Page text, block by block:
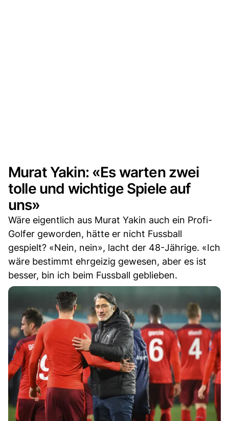
Murat Yakin: «Es warten zwei
tolle und wichtige Spiele auf
uns»
Wäre eigentlich aus Murat Yakin auch ein Profi-
Golfer geworden, hätte er nicht Fussball
gespielt? «Nein, nein», lacht der 48-Jährige. «Ich
wäre bestimmt ehrgeizig gewesen, aber es ist
besser, bin ich beim Fussball geblieben.